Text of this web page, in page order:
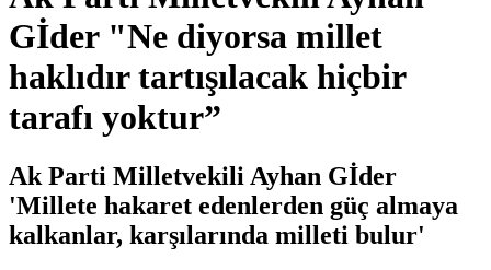
Gİder "Ne diyorsa millet
haklıdır tartışılacak hiçbir
tarafı yoktur”
Ak Parti Milletvekili Ayhan Gİder
'Millete hakaret edenlerden güç almaya
kalkanlar, karşılarında milleti bulur'